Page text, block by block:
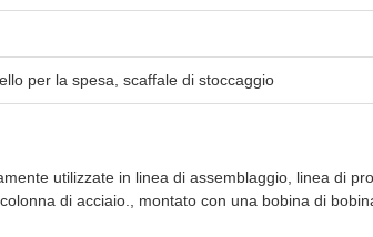
per la spesa, scaffale di stoccaggio
utilizzate in linea di assemblaggio, linea di
di acciaio., montato con una bobina di